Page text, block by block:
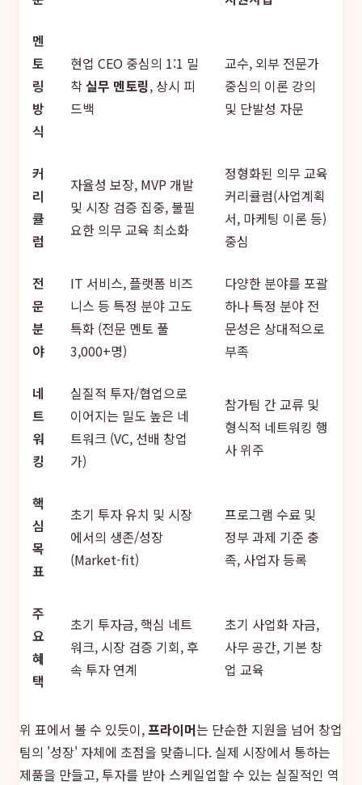
멘
토
링
방
식
현업 CEO 중심의 1:1 밀
착실무 멘토링, 상시 피
드백
교수, 외부 전문가
중심의 이론 강의
및 단발성 자문
커
리
큘
럼
자율성 보장, MVP 개발
및 시장 검증 집중, 불필
요한 의무 교육 최소화
정형화된 의무 교육
커리큘럼(사업계획
서, 마케팅 이론 등)
중심
전
문
분
야
IT 서비스, 플랫폼 비즈
니스 등 특정 분야 고도
특화 (전문 멘토 풀
3,000+명)
다양한 분야를 포괄
하나 특정 분야 전
문성은 상대적으로
부족
네
트
워
킹
실질적 투자/협업으로
이어지는 밀도 높은 네
트워크 (VC, 선배 창업
가)
참가팀 간 교류 및
형식적 네트워킹 행
사 위주
핵
심
목
표
초기 투자 유치 및 시장
에서의 생존/성장
(Market-fit)
프로그램 수료 및
정부 과제 기준 충
족, 사업자 등록
주
요
혜
택
초기 투자금, 핵심 네트
워크, 시장 검증 기회, 후
속 투자 연계
초기 사업화 자금,
사무 공간, 기본 창
업 교육
위 표에서 볼 수 있듯이,프라이머는 단순한 지원을 넘어 창업
팀의 '성장' 자체에 초점을 맞춥니다. 실제 시장에서 통하는
제품을 만들고, 투자를 받아 스케일업할 수 있는 실질적인 역